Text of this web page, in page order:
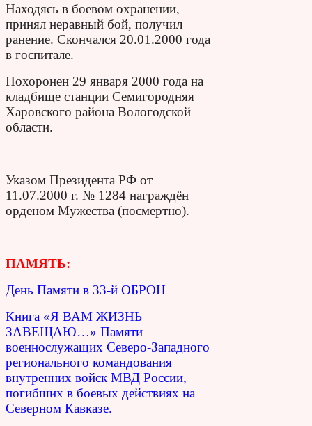
Находясь в боевом охранении,
принял неравный бой, получил
ранение. Скончался 20.01.2000 года
в госпитале.
Похоронен 29 января 2000 года на
кладбище станции Семигородняя
Харовского района Вологодской
области.
Указом Президента РФ от
11.07.2000 г. № 1284 награждён
орденом Мужества (посмертно).
ПАМЯТЬ:
День Памяти в 33-й ОБРОН
Книга «Я ВАМ ЖИЗНЬ
ЗАВЕЩАЮ…» Памяти
военнослужащих Северо-Западного
регионального командования
внутренних войск МВД России,
погибших в боевых действиях на
Северном Кавказе.